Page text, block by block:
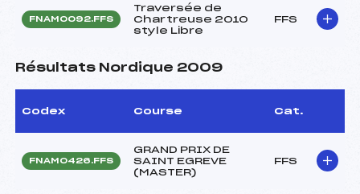
FNAM0092.FFS
Traversée de
Chartreuse 2010
style Libre
FFS
Résultats Nordique 2009
Codex Course Cat.
FNAM0426.FFS
GRAND PRIX DE
SAINT EGREVE
(MASTER)
FFS